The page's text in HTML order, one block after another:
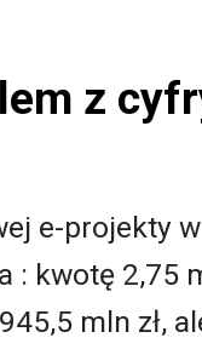
z
e-projekty
: kwotę 2,75
mln zł,